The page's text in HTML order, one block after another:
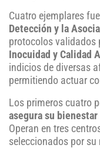
Cuatro ejemplares
Detección y la
protocolos validados
Inocuidad y Calidad
indicios de diversas
permitiendo actuar
Los primeros cuatro
asegura su bienestar
Operan en tres
seleccionados por